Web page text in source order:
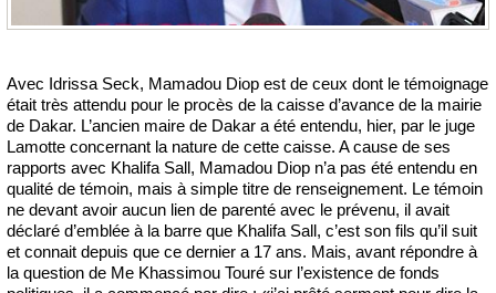
Avec Idrissa Seck, Mamadou Diop est de ceux dont le témoignage
était très attendu pour le procès de la caisse d’avance de la mairie
de Dakar. L’ancien maire de Dakar a été entendu, hier, par le juge
Lamotte concernant la nature de cette caisse. A cause de ses
rapports avec Khalifa Sall, Mamadou Diop n’a pas été entendu en
qualité de témoin, mais à simple titre de renseignement. Le témoin
ne devant avoir aucun lien de parenté avec le prévenu, il avait
déclaré d’emblée à la barre que Khalifa Sall, c’est son fils qu’il suit
et connait depuis que ce dernier a 17 ans. Mais, avant répondre à
la question de Me Khassimou Touré sur l’existence de fonds